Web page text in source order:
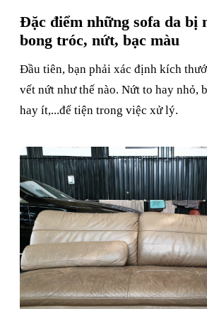
Đặc điểm những sofa da bị
bong tróc, nứt, bạc màu
Đầu tiên, bạn phải xác định kích
vết nứt như thế nào. Nứt to hay nhỏ,
hay ít,...để tiện trong việc xử lý.